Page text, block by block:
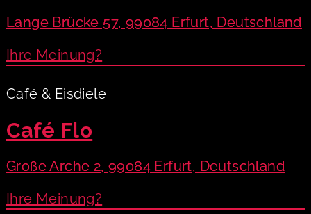
Lange Brücke 57, 99084 Erfurt, Deutschland
Ihre Meinung?
Café & Eisdiele
Café Flo
Große Arche 2, 99084 Erfurt, Deutschland
Ihre Meinung?